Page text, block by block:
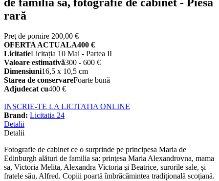
rară
Preţ de pornire 200,00 €
OFERTA ACTUALA400 €
LicitatieLicitația 10 Mai - Partea II
Valoare estimativă300 - 600 €
Dimensiuni16,5 x 10,5 cm
Starea de conservareFoarte bună
Adjudecat cu400 €
INSCRIE-TE LA LICITATIA ONLINE
Brand: Licitatia 24
Detalii
Detalii
Fotografie de cabinet ce o surprinde pe principesa Maria de
Edinburgh alături de familia sa: prinţesa Maria Alexandrovna, mama
sa, Victoria Melita, Alexandra Victoria şi Beatrice, surorile sale, și
fratele său, Alfred. Copiii poartă îmbrăcămintea tradițională scoțiană.